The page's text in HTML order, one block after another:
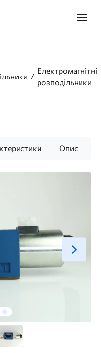
Електромагнітні
розподільники
Опис